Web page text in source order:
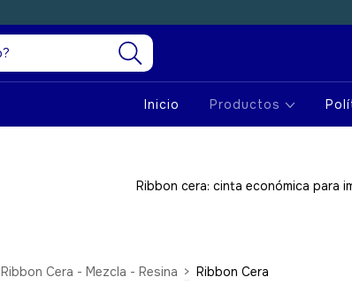
Inicio Productos
Ribbon cera: cinta económica para
Ribbon Cera - Mezcla - Resina > Ribbon Cera